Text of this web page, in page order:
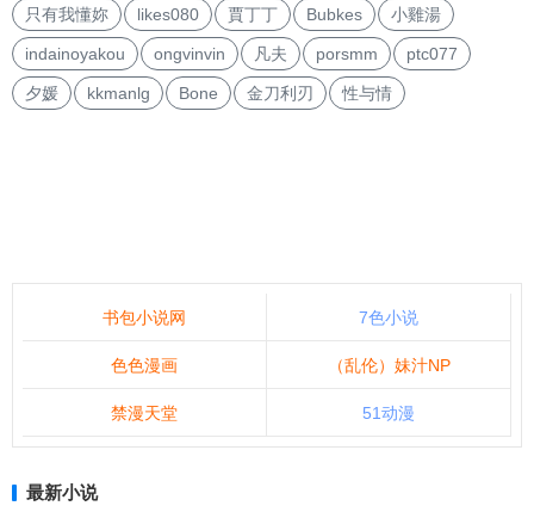
只有我懂妳 likes080 賈丁丁 Bubkes 小雞湯
indainoyakou ongvinvin 凡夫 porsmm ptc077
夕媛 kkmanlg Bone 金刀利刃 性与情
书包小说网 7色小说
色色漫画 （乱伦）妹汁NP
禁漫天堂 51动漫
最新小说